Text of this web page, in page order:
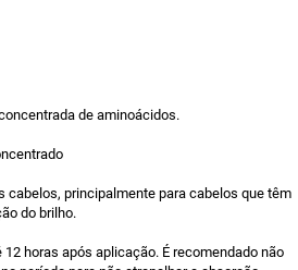
de aminoácidos.
cabelos, principalmente para cabelos que têm
do brilho.
12 horas após aplicação. É recomendado não